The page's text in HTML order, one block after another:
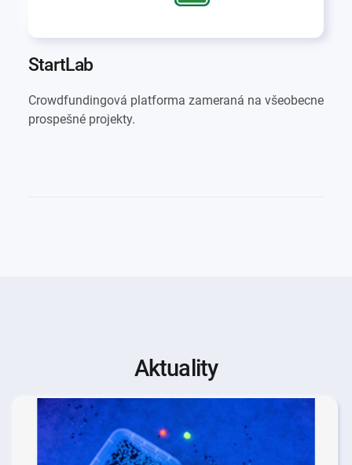
StartLab
Crowdfundingová platforma zameraná na všeobecne
prospešné projekty.
Aktuality